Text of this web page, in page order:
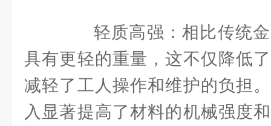
轻质高强：相比传统金
具有更轻的重量，这不仅降低
减轻了工人操作和维护的负担
入显著提高了材料的机械强度